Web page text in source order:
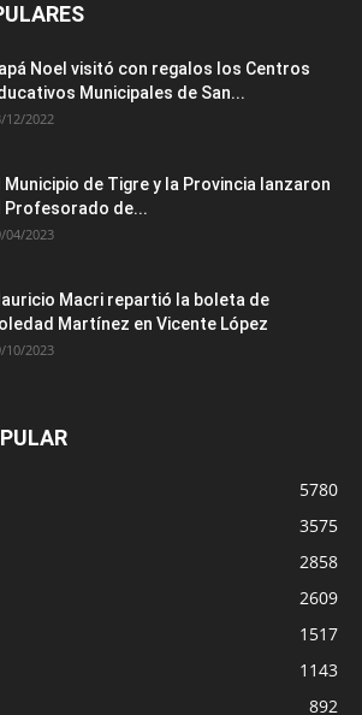
Noel visitó con regalos los Centros
Municipales de San...
12/2022
Municipio de Tigre y la Provincia lanzaron
Profesorado de...
04/2023
Macri repartió la boleta de
Martínez en Vicente López
10/2023
5780
3575
2858
2609
1517
1143
892